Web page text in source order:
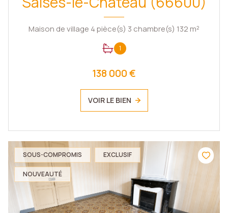
Maison de village 4 pièce(s) 3 chambre(s) 132 m²
1
138 000 €
VOIR LE BIEN
SOUS-COMPROMIS EXCLUSIF
NOUVEAUTÉ